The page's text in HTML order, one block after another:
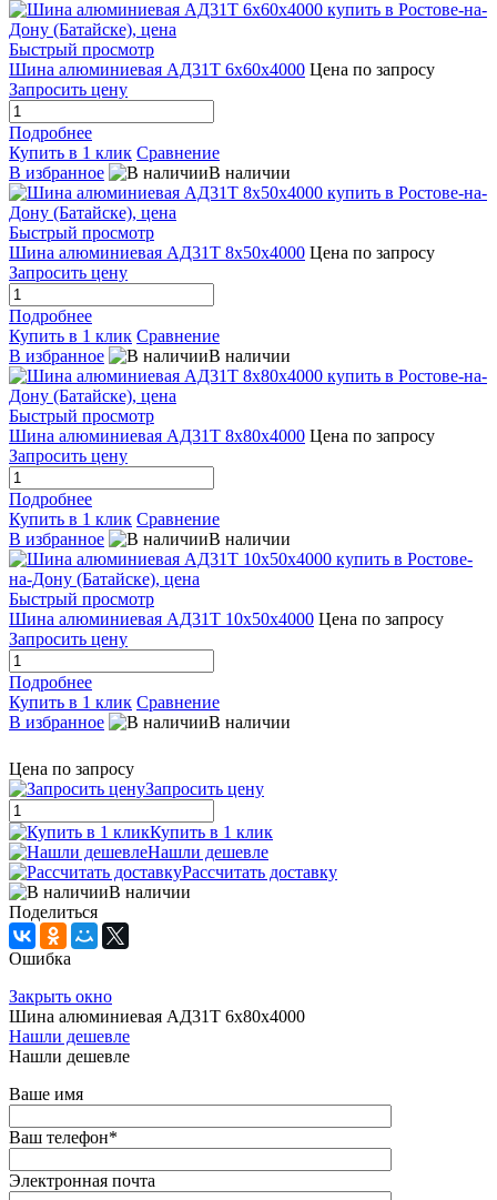
Быстрый просмотр
Шина алюминиевая АД31Т 6х60х4000 Цена по запросу
Запросить цену
Подробнее
Купить в 1 клик Сравнение
В избранное
В наличии
Быстрый просмотр
Шина алюминиевая АД31Т 8х50х4000 Цена по запросу
Запросить цену
Подробнее
Купить в 1 клик Сравнение
В избранное
В наличии
Быстрый просмотр
Шина алюминиевая АД31Т 8х80х4000 Цена по запросу
Запросить цену
Подробнее
Купить в 1 клик Сравнение
В избранное
В наличии
Быстрый просмотр
Шина алюминиевая АД31Т 10х50х4000 Цена по запросу
Запросить цену
Подробнее
Купить в 1 клик Сравнение
В избранное
В наличии
Цена по запросу
Запросить цену
Купить в 1 клик
Нашли дешевле
Рассчитать доставку
В наличии
Поделиться
Ошибка
Закрыть окно
Шина алюминиевая АД31Т 6х80х4000
Нашли дешевле
Нашли дешевле
Ваше имя
Ваш телефон*
Электронная почта